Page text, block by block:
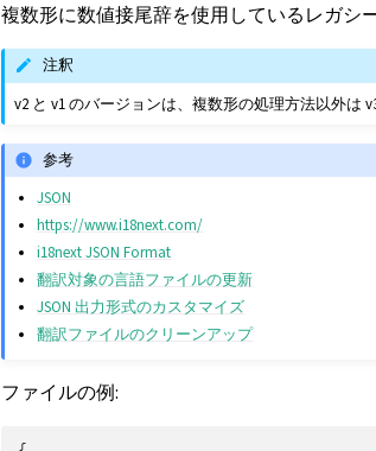
複数形に数値接尾辞を使用しているレガシ
注釈
v2 と v1 のバージョンは、複数形の処理方法以外は
参考
JSON
https://www.i18next.com/
i18next JSON Format
翻訳対象の言語ファイルの更新
JSON 出力形式のカスタマイズ
翻訳ファイルのクリーンアップ
ファイルの例: